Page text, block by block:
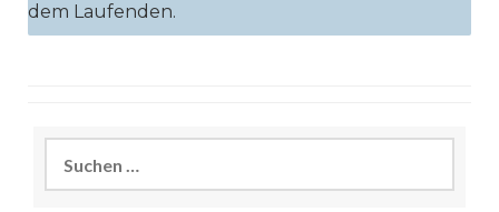
dem Laufenden.
nach: